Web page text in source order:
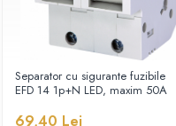
Separator cu sigurante fuzibile
EFD 14 1p+N LED, maxim 50A
69,40 Lei